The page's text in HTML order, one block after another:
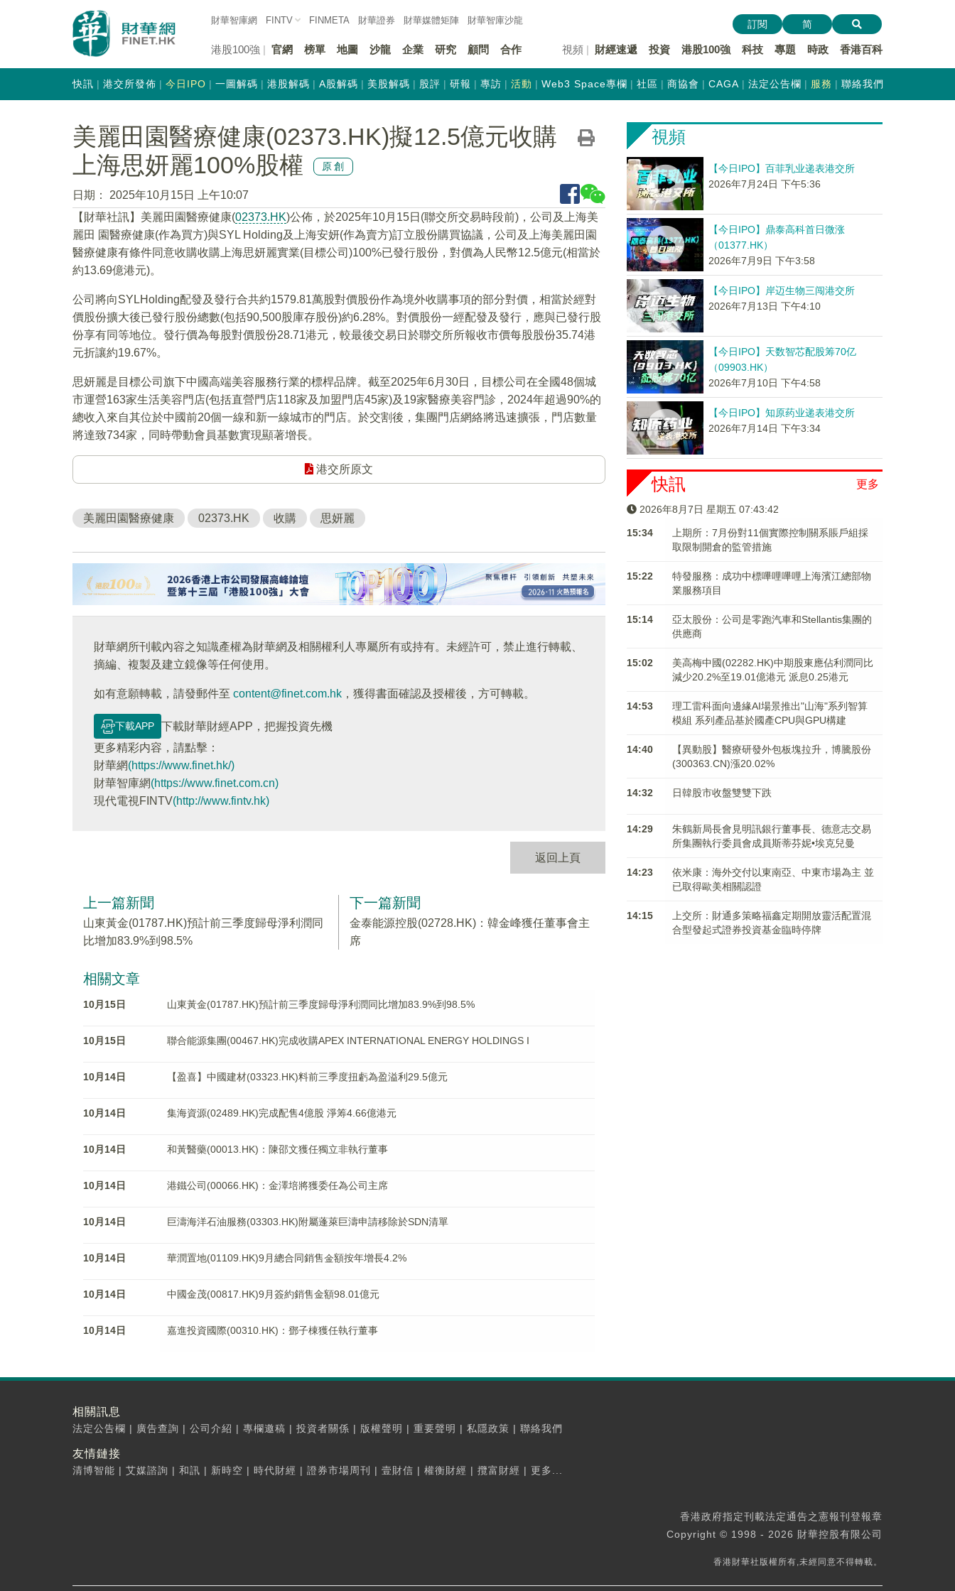
財華智庫網 FINTV FINMETA 財華證券 財華媒體矩陣 財華智庫沙龍
港股100強 官網 榜單 地圖 沙龍 企業 研究 顧問 合作 視頻 財經速遞 投資 港股100強 科技 專題 時政 香港百科
訂閱 简
快訊 港交所發佈 今日IPO 一圖解碼 港股解碼 A股解碼 美股解碼 股評 研報 專訪 活動 Web3 Space專欄 社區 商協會 CAGA 法定公告欄 服務 聯絡我們
美麗田園醫療健康(02373.HK)擬12.5億元收購
上海思妍麗100%股權
原創
日期：
2025年10月15日 上午10:07
【財華社訊】美麗田園醫療健康(02373.HK)公佈，於2025年10月15日(聯交所交易時段前)，公司及上海美
麗田 園醫療健康(作為買方)與SYL Holding及上海安妍(作為賣方)訂立股份購買協議，公司及上海美麗田園
醫療健康有條件同意收購收購上海思妍麗實業(目標公司)100%已發行股份，對價為人民幣12.5億元(相當於
約13.69億港元)。
公司將向SYLHolding配發及發行合共約1579.81萬股對價股份作為境外收購事項的部分對價，相當於經對
價股份擴大後已發行股份總數(包括90,500股庫存股份)約6.28%。對價股份一經配發及發行，應與已發行股
份享有同等地位。發行價為每股對價股份28.71港元，較最後交易日於聯交所所報收市價每股股份35.74港
元折讓約19.67%。
思妍麗是目標公司旗下中國高端美容服務行業的標桿品牌。截至2025年6月30日，目標公司在全國48個城
市運營163家生活美容門店(包括直營門店118家及加盟門店45家)及19家醫療美容門診，2024年超過90%的
總收入來自其位於中國前20個一線和新一線城市的門店。於交割後，集團門店網絡將迅速擴張，門店數量
將達致734家，同時帶動會員基數實現顯著增長。
港交所原文
美麗田園醫療健康 02373.HK 收購 思妍麗
財華網所刊載內容之知識產權為財華網及相關權利人專屬所有或持有。未經許可，禁止進行轉載、
摘編、複製及建立鏡像等任何使用。
如有意願轉載，請發郵件至 content@finet.com.hk ，獲得書面確認及授權後，方可轉載。
下載APP
下載財華財經APP，把握投資先機
更多精彩内容，請點擊：
財華網(https://www.finet.hk/)
財華智庫網(https://www.finet.com.cn)
現代電視FINTV(http://www.fintv.hk)
返回上頁
上一篇新聞
山東黃金(01787.HK)預計前三季度歸母淨利潤同
比增加83.9%到98.5%
下一篇新聞
金泰能源控股(02728.HK)：韓金峰獲任董事會主
席
相關文章
10月15日 山東黃金(01787.HK)預計前三季度歸母淨利潤同比增加83.9%到98.5%
10月15日 聯合能源集團(00467.HK)完成收購APEX INTERNATIONAL ENERGY HOLDINGS I
10月14日 【盈喜】中國建材(03323.HK)料前三季度扭虧為盈溢利29.5億元
10月14日 集海資源(02489.HK)完成配售4億股 淨筹4.66億港元
10月14日 和黃醫藥(00013.HK)：陳邵文獲任獨立非執行董事
10月14日 港鐵公司(00066.HK)：金澤培將獲委任為公司主席
10月14日 巨濤海洋石油服務(03303.HK)附屬蓬萊巨濤申請移除於SDN清單
10月14日 華潤置地(01109.HK)9月總合同銷售金額按年增長4.2%
10月14日 中國金茂(00817.HK)9月簽約銷售金額98.01億元
10月14日 嘉進投資國際(00310.HK)：鄧子棟獲任執行董事
視頻
【今日IPO】百菲乳业递表港交所
2026年7月24日 下午5:36
【今日IPO】鼎泰高科首日微涨
（01377.HK）
2026年7月9日 下午3:58
【今日IPO】岸迈生物三闯港交所
2026年7月13日 下午4:10
【今日IPO】天数智芯配股筹70亿
（09903.HK）
2026年7月10日 下午4:58
【今日IPO】知原药业递表港交所
2026年7月14日 下午3:34
更多
快訊
2026年8月7日 星期五 07:43:42
15:34
上期所：7月份對11個實際控制關系賬戶組採
取限制開倉的監管措施
15:22
特發服務：成功中標嗶哩嗶哩上海濱江總部物
業服務項目
15:14
亞太股份：公司是零跑汽車和Stellantis集團的
供應商
15:02
美高梅中國(02282.HK)中期股東應佔利潤同比
減少20.2%至19.01億港元 派息0.25港元
14:53
理工雷科面向邊緣AI場景推出"山海"系列智算
模組 系列產品基於國產CPU與GPU構建
14:40
【異動股】醫療研發外包板塊拉升，博騰股份
(300363.CN)漲20.02%
14:32 日韓股市收盤雙雙下跌
14:29
朱鶴新局長會見明訊銀行董事長、德意志交易
所集團執行委員會成員斯蒂芬妮•埃克兒曼
14:23
依米康：海外交付以東南亞、中東市場為主 並
已取得歐美相關認證
14:15
上交所：財通多策略福鑫定期開放靈活配置混
合型發起式證券投資基金臨時停牌
相關訊息
法定公告欄 | 廣告查詢 | 公司介紹 | 專欄邀稿 | 投資者關係 | 版權聲明 | 重要聲明 | 私隱政策 | 聯絡我們
友情鏈接
清博智能 | 艾媒諮詢 | 和訊 | 新時空 | 時代財經 | 證券市場周刊 | 壹財信 | 權衡財經 | 攬富財經 | 更多...
香港政府指定刊載法定通告之憲報刊登報章
Copyright © 1998 - 2026 財華控股有限公司
香港財華社版權所有,未經同意不得轉載。